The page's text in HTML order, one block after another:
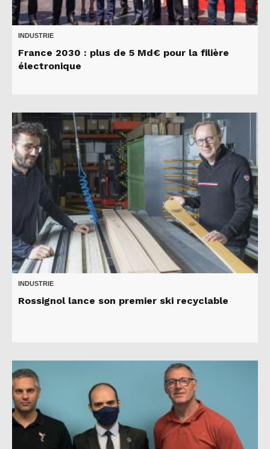
INDUSTRIE
France 2030 : plus de 5 Md€ pour la filière
électronique
INDUSTRIE
Rossignol lance son premier ski recyclable